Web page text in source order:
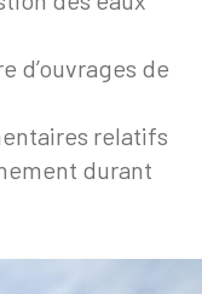
d’ouvrages de
relatifs
durant